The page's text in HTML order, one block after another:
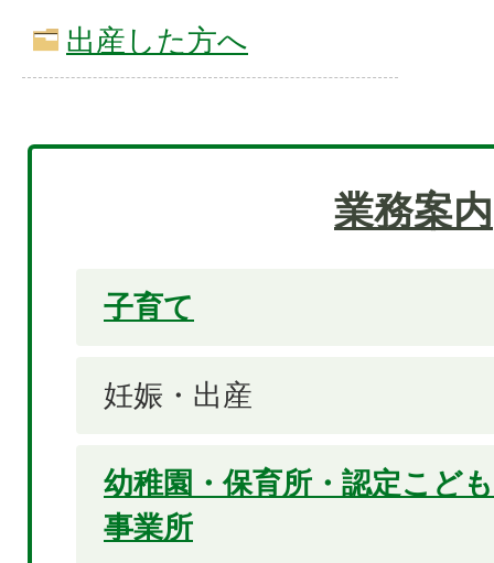
出産した方へ
業務案内
子育て
妊娠・出産
幼稚園・保育所・認定こど
事業所